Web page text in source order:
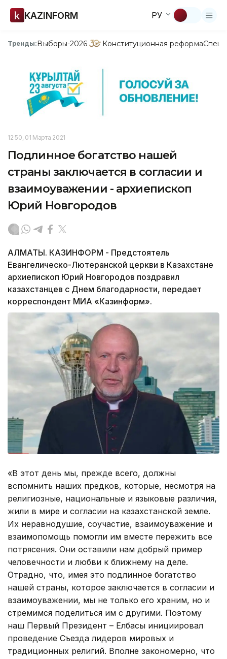
KAZINFORM РУ
Тренды:Выборы-2026 Конституционная реформа
12:50, 01 Марта 2021
Подлинное богатство нашей
страны заключается в согласии и
взаимоуважении - архиепископ
Юрий Новгородов
АЛМАТЫ. КАЗИНФОРМ - Предстоятель
Евангелическо-Лютеранской церкви в Казахстане
архиепископ Юрий Новгородов поздравил
казахстанцев с Днем благодарности, передает
корреспондент МИА «Казинформ».
«В этот день мы, прежде всего, должны
вспомнить наших предков, которые, несмотря на
религиозные, национальные и языковые различия,
жили в мире и согласии на казахстанской земле.
Их неравнодушие, соучастие, взаимоуважение и
взаимопомощь помогли им вместе пережить все
потрясения. Они оставили нам добрый пример
человечности и любви к ближнему на деле.
Отрадно, что, имея это подлинное богатство
нашей страны, которое заключается в согласии и
взаимоуважении, мы не только его храним, но и
стремимся поделиться им с другими. Поэтому
наш Первый Президент – Елбасы инициировал
проведение Съезда лидеров мировых и
традиционных религий. Вполне закономерно, что